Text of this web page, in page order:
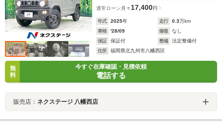
通常ローン 月々 17,400円
年式 2025年 走行 0.3万km
車検
'28/09 修復
なし
保証
保証付 整備
法定整備付
住所
福岡県北九州市八幡西区
無
料
今すぐ在庫確認・見積依頼
電話する
販売店： ネクステージ 八幡西店